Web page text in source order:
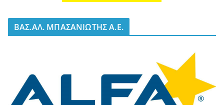
BΑΣ.ΑΛ. ΜΠΑΣΑΝΙΩΤΗΣ Α.Ε.